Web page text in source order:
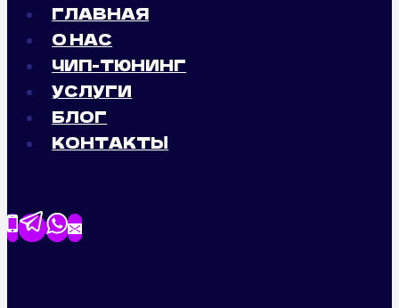
ГЛАВНАЯ
О НАС
ЧИП-ТЮНИНГ
УСЛУГИ
БЛОГ
КОНТАКТЫ